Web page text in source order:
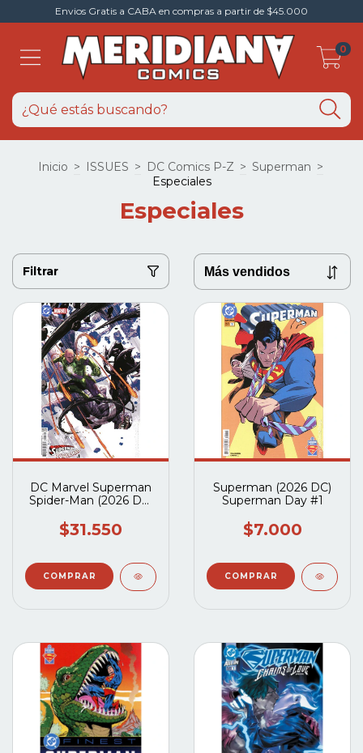
Envios Gratis a CABA en compras a partir de $45.000
0
Inicio > ISSUES > DC Comics P-Z > Superman >
Especiales
Especiales
Filtrar
DC Marvel Superman
Spider-Man (2026 DC)
$31.550
Superman (2026 DC)
Superman Day #1
$7.000